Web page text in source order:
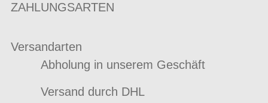
ZAHLUNGSARTEN
Versandarten
Abholung in unserem Geschäft
Versand durch DHL